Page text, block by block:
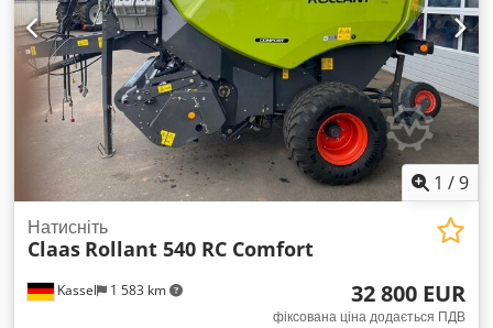
1 /9
Kassel 1 583 km
Натисніть
Claas Rollant 540 RC Comfort
32 800 EUR
фіксована ціна додається ПДВ